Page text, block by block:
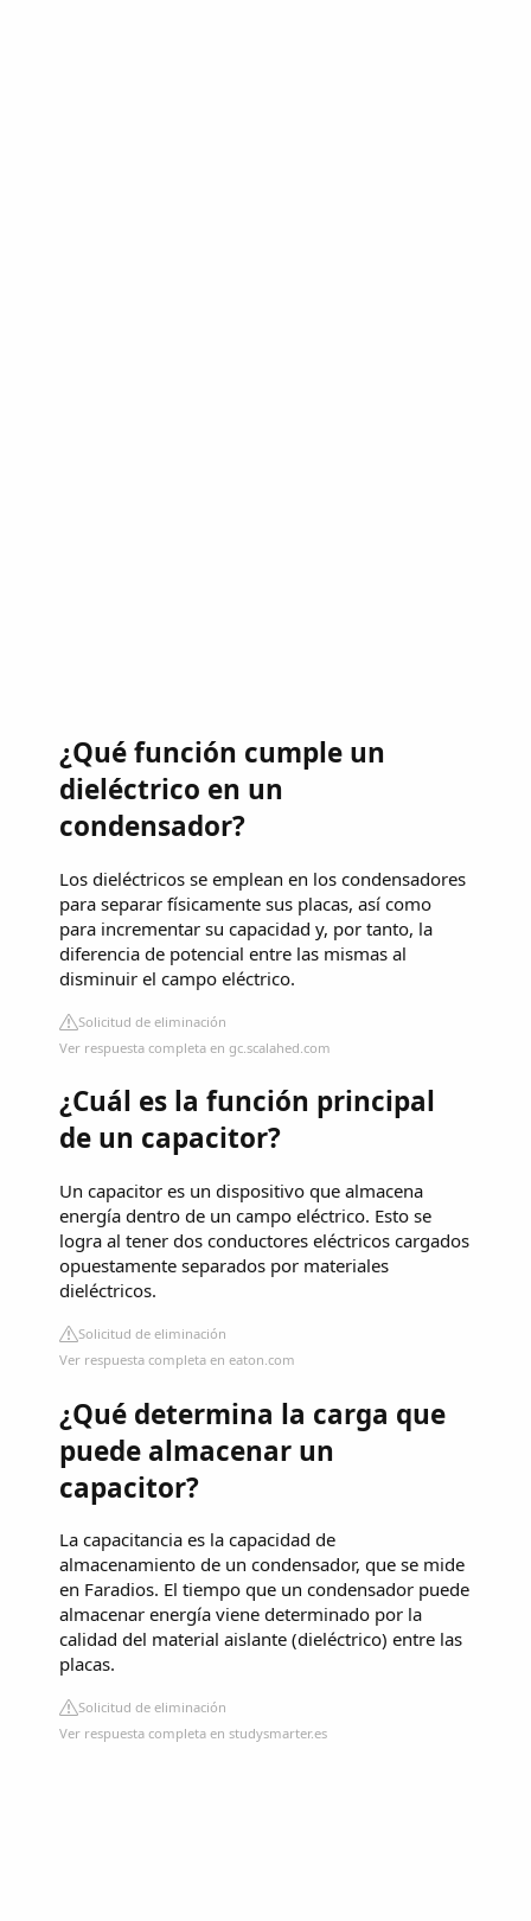
¿Qué función cumple un
dieléctrico en un
condensador?
Los dieléctricos se emplean en los condensadores
para separar físicamente sus placas, así como
para incrementar su capacidad y, por tanto, la
diferencia de potencial entre las mismas al
disminuir el campo eléctrico.
Solicitud de eliminación
Ver respuesta completa en gc.scalahed.com
¿Cuál es la función principal
de un capacitor?
Un capacitor es un dispositivo que almacena
energía dentro de un campo eléctrico. Esto se
logra al tener dos conductores eléctricos cargados
opuestamente separados por materiales
dieléctricos.
Solicitud de eliminación
Ver respuesta completa en eaton.com
¿Qué determina la carga que
puede almacenar un
capacitor?
La capacitancia es la capacidad de
almacenamiento de un condensador, que se mide
en Faradios. El tiempo que un condensador puede
almacenar energía viene determinado por la
calidad del material aislante (dieléctrico) entre las
placas.
Solicitud de eliminación
Ver respuesta completa en studysmarter.es